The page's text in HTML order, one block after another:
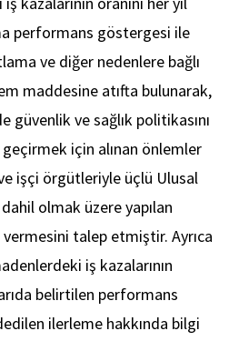
performans göstergesi ile
ve diğer nedenlere bağlı
maddesine atıfta bulunarak,
ve sağlık politikasını
için alınan önlemler
işçi örgütleriyle üçlü Ulusal
olmak üzere yapılan
talep etmiştir. Ayrıca
iş kazalarının
belirtilen performans
ilerleme hakkında bilgi